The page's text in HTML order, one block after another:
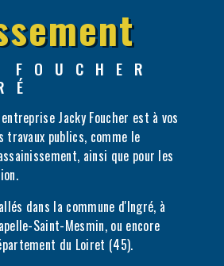
Jacky Foucher est à vos
travaux publics, comme le
ainsi que pour les
dans la commune d'Ingré, à
Saint-Mesmin, ou encore
du Loiret (45).